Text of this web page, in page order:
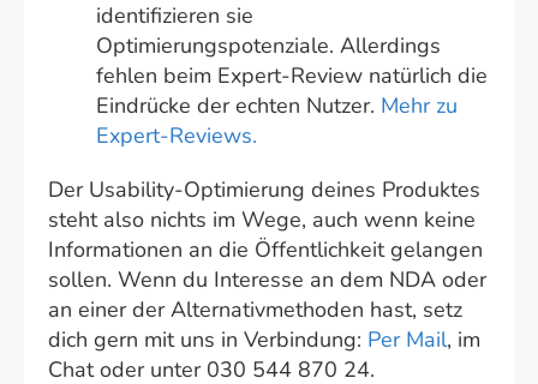
identifizieren sie
Optimierungspotenziale. Allerdings
fehlen beim Expert-Review natürlich die
Eindrücke der echten Nutzer. Mehr zu
Expert-Reviews.
Der Usability-Optimierung deines Produktes
steht also nichts im Wege, auch wenn keine
Informationen an die Öffentlichkeit gelangen
sollen. Wenn du Interesse an dem NDA oder
an einer der Alternativmethoden hast, setz
dich gern mit uns in Verbindung: Per Mail, im
Chat oder unter 030 544 870 24.